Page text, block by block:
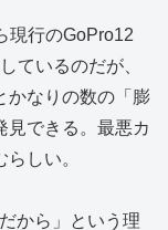
現行のGoPro12
ているのだが、
かなりの数の「膨
見できる。最悪カ
しい。
から」という理